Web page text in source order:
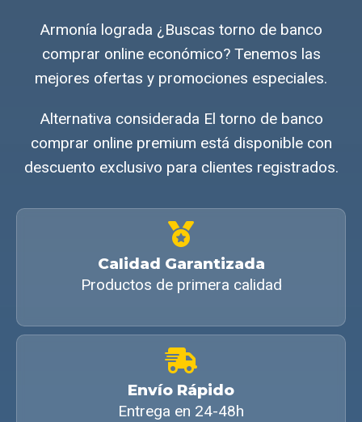
Armonía lograda ¿Buscas torno de banco
comprar online económico? Tenemos las
mejores ofertas y promociones especiales.
Alternativa considerada El torno de banco
comprar online premium está disponible con
descuento exclusivo para clientes registrados.
Calidad Garantizada
Productos de primera calidad
Envío Rápido
Entrega en 24-48h